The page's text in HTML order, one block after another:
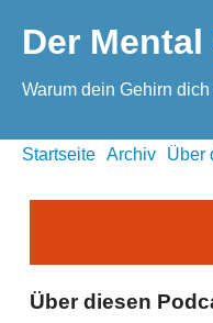
Der
Warum dein Gehirn
Startseite Archiv Über
Über diesen